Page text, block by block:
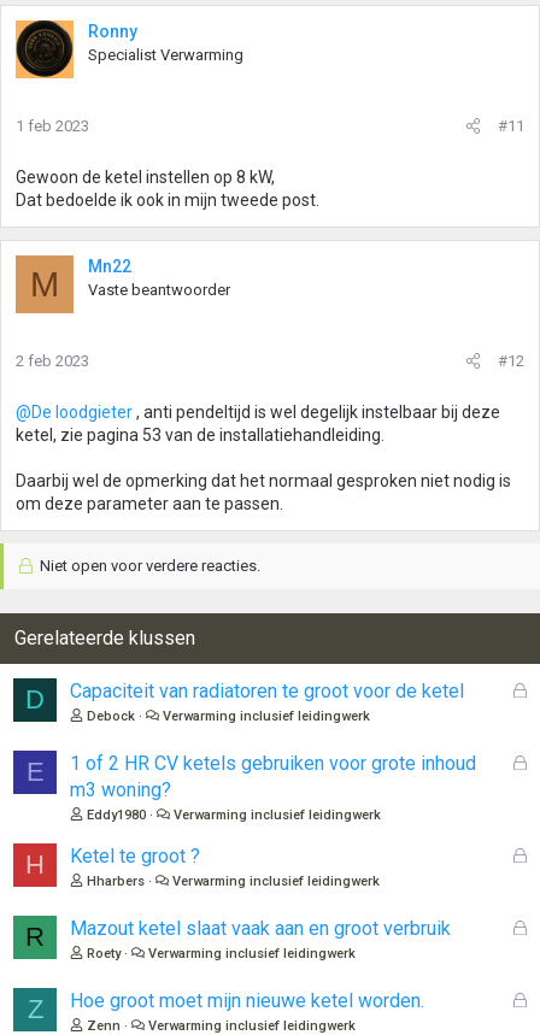
Ronny
Specialist Verwarming
1 feb 2023 #11
Gewoon de ketel instellen op 8 kW,
Dat bedoelde ik ook in mijn tweede post.
M Mn22
Vaste beantwoorder
2 feb 2023 #12
@De loodgieter, anti pendeltijd is wel degelijk instelbaar bij deze
ketel, zie pagina 53 van de installatiehandleiding.
Daarbij wel de opmerking dat het normaal gesproken niet nodig is
om deze parameter aan te passen.
Niet open voor verdere reacties.
Gerelateerde klussen
D
G
Capaciteit van radiatoren te groot voor de ketel
Debock Verwarming inclusief leidingwerk
E
G
o
1 of 2 HR CV ketels gebruiken voor grote inhoud
m3 woning?
Eddy1980 Verwarming inclusief leidingwerk
H
G
n
Ketel te groot ?
Hharbers Verwarming inclusief leidingwerk
R
G
Mazout ketel slaat vaak aan en groot verbruik
Roety Verwarming inclusief leidingwerk
Z
G
Hoe groot moet mijn nieuwe ketel worden.
Zenn Verwarming inclusief leidingwerk